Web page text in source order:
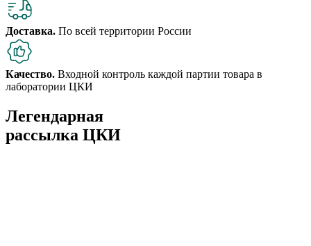
Доставка. По всей территории России
Качество. Входной контроль каждой партии товара в
лаборатории ЦКИ
Легендарная
рассылка ЦКИ